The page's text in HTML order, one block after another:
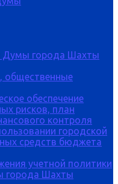
Думы города Шахты
общественные
обеспечение
рисков, план
контроля
городской
средств бюджета
учетной политики
города Шахты